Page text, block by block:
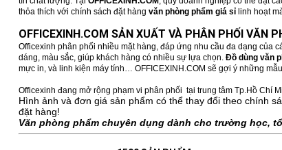
thỏa thích với chính sách đặt hàng văn phòng phẩm giá sỉlinh hoạt
OFFICEXINH.COM SẢN XUẤT VÀ PHÂN PHỐI VĂN
Officexinh phân phối nhiều mặt hàng, đáp ứng nhu cầu đa dạng của
dáng, màu sắc, giúp khách hàng có nhiều sự lựa chọn. Đồ dùng văn
mực in, và linh kiện máy tính… OFFICEXINH.COM sẽ gợi ý những mẫu
Officexinh đang mở rộng phạm vi phân phối tại trung tâm Tp.Hồ Chí
Hình ảnh và đơn giá sản phẩm có thể thay đổi theo chính
đặt hàng!
Văn phòng phẩm chuyên dụng dành cho trường học,